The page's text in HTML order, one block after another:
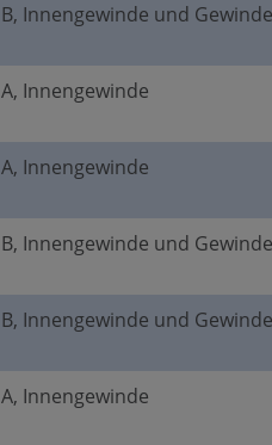
B, Innengewinde und
A, Innengewinde
A, Innengewinde
B, Innengewinde und
B, Innengewinde und
A, Innengewinde